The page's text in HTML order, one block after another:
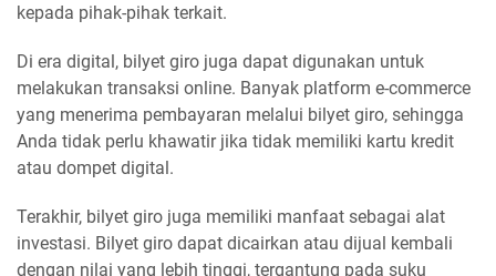
kepada pihak-pihak terkait.
Di era digital, bilyet giro juga dapat digunakan untuk
melakukan transaksi online. Banyak platform e-commerce
yang menerima pembayaran melalui bilyet giro, sehingga
Anda tidak perlu khawatir jika tidak memiliki kartu kredit
atau dompet digital.
Terakhir, bilyet giro juga memiliki manfaat sebagai alat
investasi. Bilyet giro dapat dicairkan atau dijual kembali
dengan nilai yang lebih tinggi, tergantung pada suku